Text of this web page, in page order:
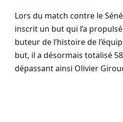
Lors du match contre le
inscrit un but qui l’a
buteur de l’histoire de
but, il a désormais totalisé
dépassant ainsi Olivier